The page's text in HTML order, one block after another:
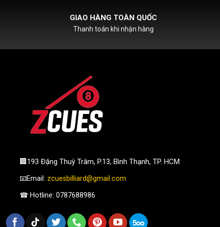
HỖ TRỢ PHÍ SHIPCOD
Với đơn hàng chỉ từ 500k
🏢193 Đặng Thuỳ Trâm, P.13, Bình Thạnh, TP. HCM
📧Email: zcuesbilliard@gmail.com
☎ Hotline: 0787688986